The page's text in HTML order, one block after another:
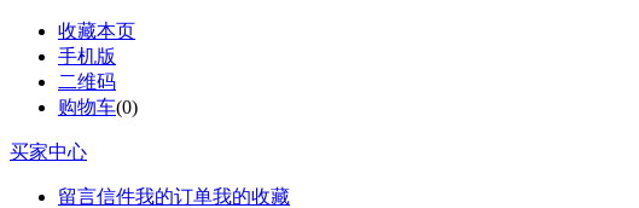
收藏本页
手机版
二维码
购物车(0)
买家中心
留言信件我的订单我的收藏